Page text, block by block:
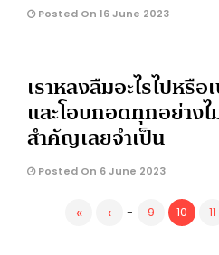
Posted On 16 June 2023
เราหลงลืมอะไรไปหรือ
และโอบกอดทุกอย่างไ
สำคัญเลยจำเป็น
Posted On 6 June 2023
« ‹ - 9 10 11